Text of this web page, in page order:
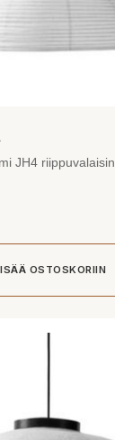
JH4 riippuvalaisin
OSTOSKORIIN